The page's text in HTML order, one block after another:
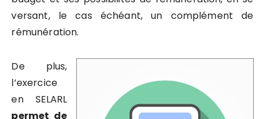
versant, le cas échéant, un complément de
rémunération.
De plus,
l’exercice
en SELARL
permet de